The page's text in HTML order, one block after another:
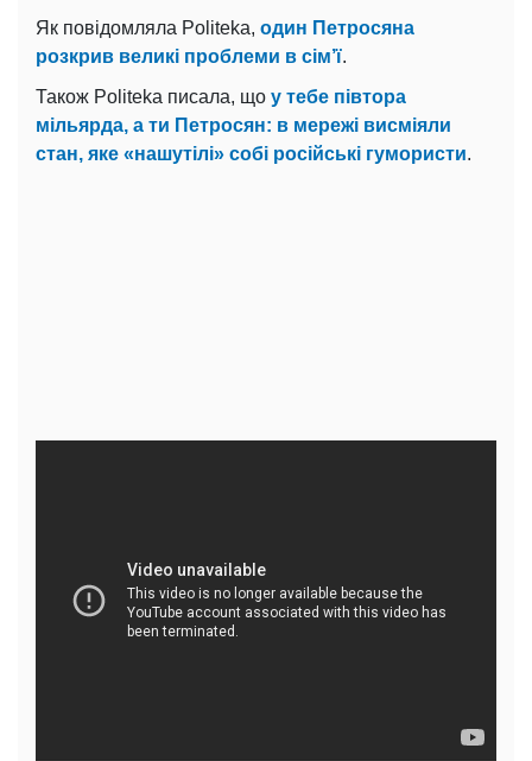
Як повідомляла Politeka, один Петросяна
розкрив великі проблеми в сім’ї.
Також Politeka писала, що у тебе півтора
мільярда, а ти Петросян: в мережі висміяли
стан, яке «нашутілі» собі російські гумористи.